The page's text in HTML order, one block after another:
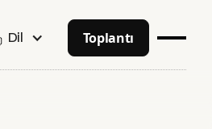
Dil Toplantı